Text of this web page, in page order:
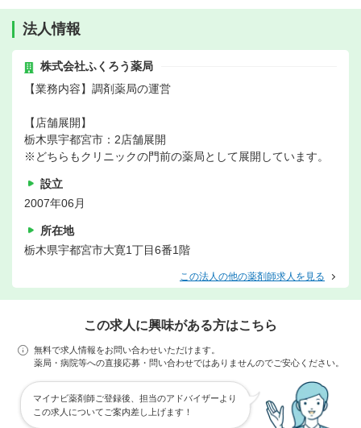
法人情報
株式会社ふくろう薬局
【業務内容】調剤薬局の運営
【店舗展開】
栃木県宇都宮市：2店舗展開
※どちらもクリニックの門前の薬局として展開しています。
設立
2007年06月
所在地
栃木県宇都宮市大寛1丁目6番1階
この法人の他の薬剤師求人を見る
この求人に興味がある方はこちら
無料で求人情報をお問い合わせいただけます。
薬局・病院等への直接応募・問い合わせではありませんのでご安心ください。
マイナビ薬剤師ご登録後、担当のアドバイザーより
この求人についてご案内差し上げます！